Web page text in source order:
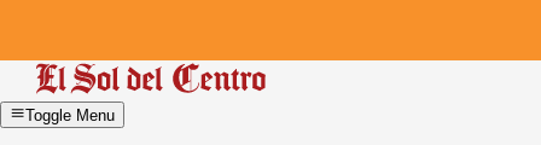
Toggle Menu